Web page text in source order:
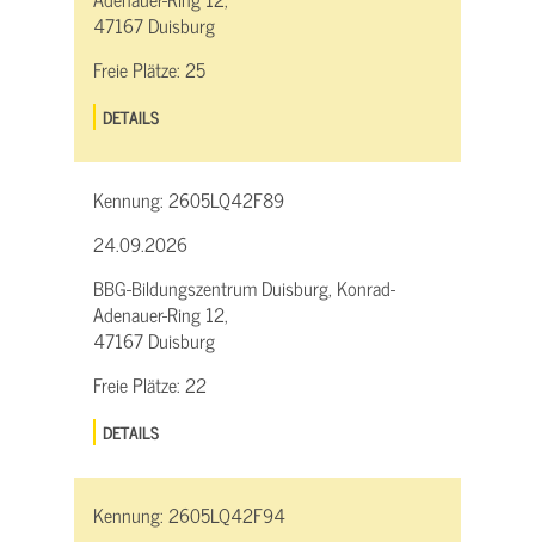
47167 Duisburg
Freie Plätze:25
DETAILS
Kennung:2605LQ42F89
24.09.2026
BBG-Bildungszentrum Duisburg, Konrad-
Adenauer-Ring 12,
47167 Duisburg
Freie Plätze:22
DETAILS
Kennung:2605LQ42F94